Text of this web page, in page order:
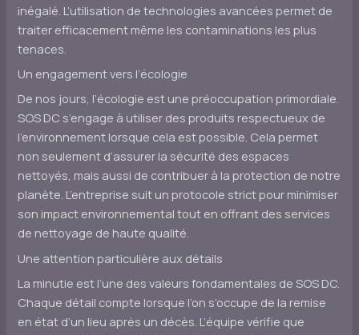
inégalé. L’utilisation de technologies avancées permet de
traiter efficacement même les contaminations les plus
tenaces.
Un engagement vers l’écologie
De nos jours, l’écologie est une préoccupation primordiale.
SOS DC s’engage à utiliser des produits respectueux de
l’environnement lorsque cela est possible. Cela permet
non seulement d’assurer la sécurité des espaces
nettoyés, mais aussi de contribuer à la protection de notre
planète. L’entreprise suit un protocole strict pour minimiser
son impact environnemental tout en offrant des services
de nettoyage de haute qualité.
Une attention particulière aux détails
La minutie est l’une des valeurs fondamentales de SOS DC.
Chaque détail compte lorsque l’on s’occupe de la remise
en état d’un lieu après un décès. L’équipe vérifie que